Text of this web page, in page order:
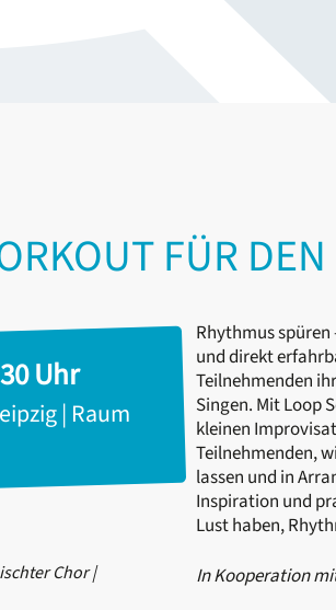
FÜR
Uhr
| Raum
Chor|
Rhythmus spüren
und direkt
Teilnehmenden
Singen. Mit Loop
kleinen
Teilnehmenden,
lassen und in
Inspiration und
Lust haben,
In Kooperation